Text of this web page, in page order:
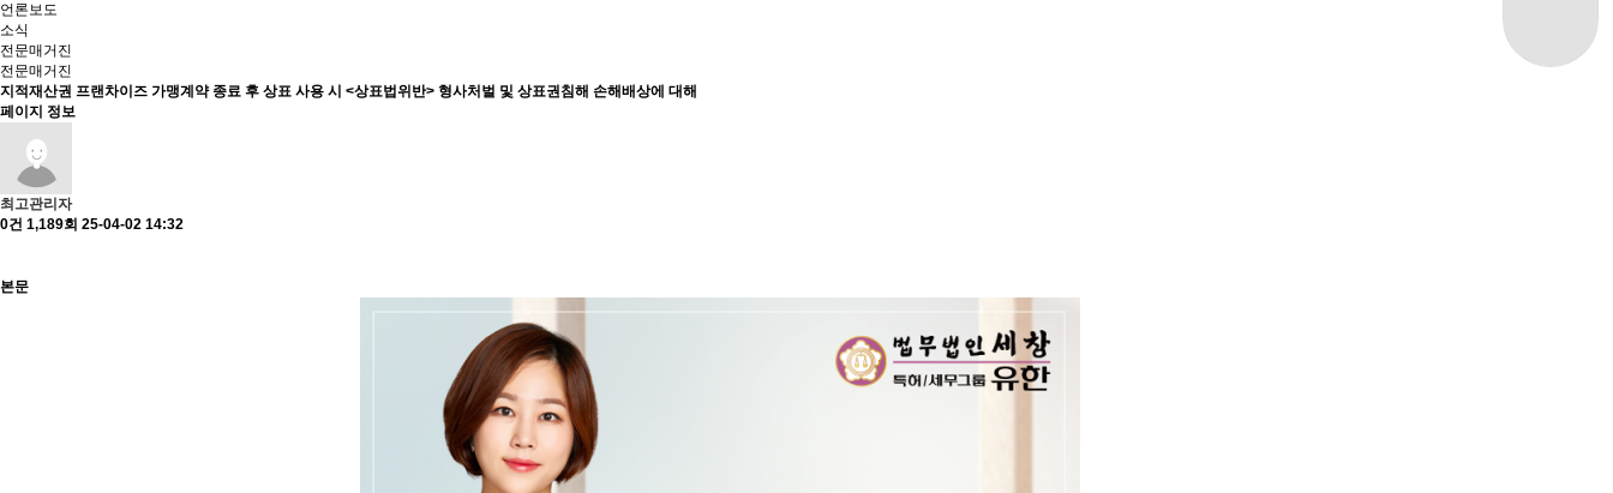
언론보도
소식
전문매거진
전문매거진
지적재산권 프랜차이즈 가맹계약 종료 후 상표 사용 시 <상표법위반> 형사처벌 및 상표권침해 손해배상에 대해
페이지 정보
최고관리자
0건 1,189회 25-04-02 14:32
본문